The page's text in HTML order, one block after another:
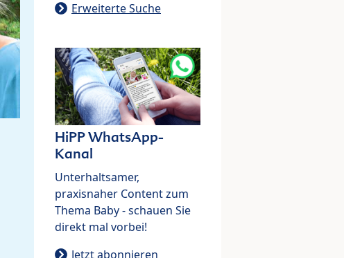
Erweiterte Suche
HiPP WhatsApp-
Kanal
Unterhaltsamer,
praxisnaher Content zum
Thema Baby - schauen Sie
direkt mal vorbei!
Jetzt abonnieren